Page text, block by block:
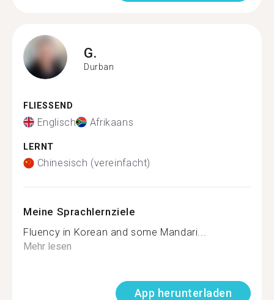
G.
Durban
FLIESSEND
Englisch Afrikaans
LERNT
Chinesisch (vereinfacht)
Meine Sprachlernziele
Fluency in Korean and some Mandari...
Mehr lesen
App herunterladen